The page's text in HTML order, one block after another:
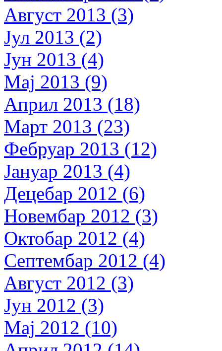
Август 2013 (3)
Јул 2013 (2)
Јун 2013 (4)
Мај 2013 (9)
Април 2013 (18)
Март 2013 (23)
Фебруар 2013 (12)
Јануар 2013 (4)
Децебар 2012 (6)
Новембар 2012 (3)
Октобар 2012 (4)
Септембар 2012 (4)
Август 2012 (3)
Јун 2012 (3)
Мај 2012 (10)